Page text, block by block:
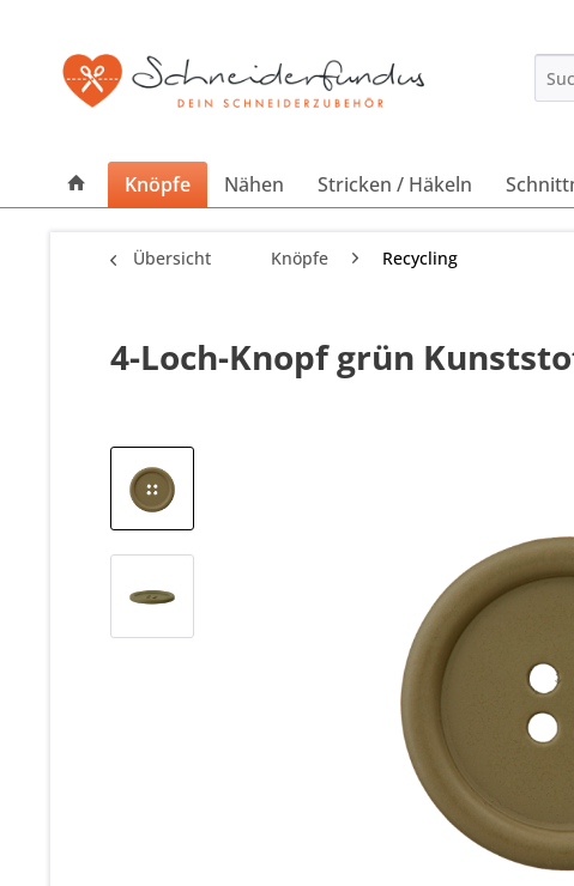
Knöpfe Nähen Stricken / Häkeln
Übersicht Knöpfe Recycling
4-Loch-Knopf grün